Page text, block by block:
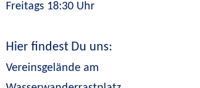
Freitags 18:30 Uhr
Hier findest Du uns:
Vereinsgelände am